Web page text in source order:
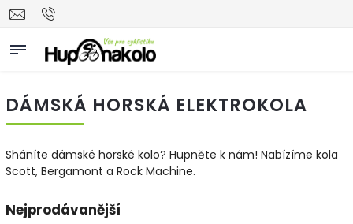
DÁMSKÁ HORSKÁ ELEKTROKOLA
Sháníte dámské horské kolo? Hupněte k nám! Nabízíme kola
Scott, Bergamont a Rock Machine.
Nejprodávanější